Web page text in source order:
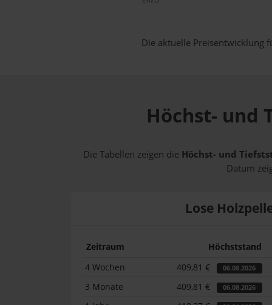
Die aktuelle Preisentwicklung
Höchst- und
Die Tabellen zeigen die Höchst- und
Datum
Lose
Zeitraum Höchststand
4 Wochen
409,81 € 06.08.2026
3 Monate 409,81 € 06.08.2026